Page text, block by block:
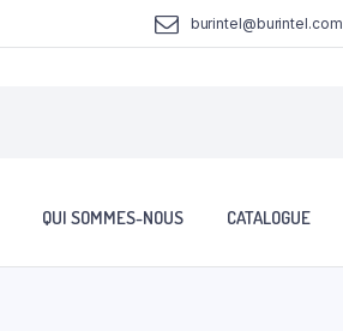
burintel@burintel.com
QUI SOMMES-NOUS CATALOGUE